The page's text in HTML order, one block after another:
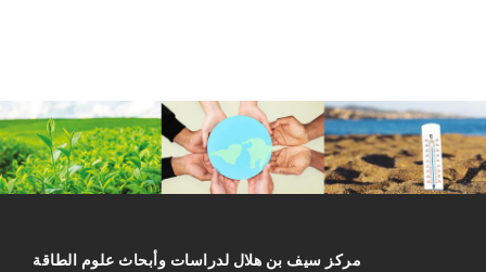
مركز سیف بن هلال لدراسات وأبحاث علوم الطاقة